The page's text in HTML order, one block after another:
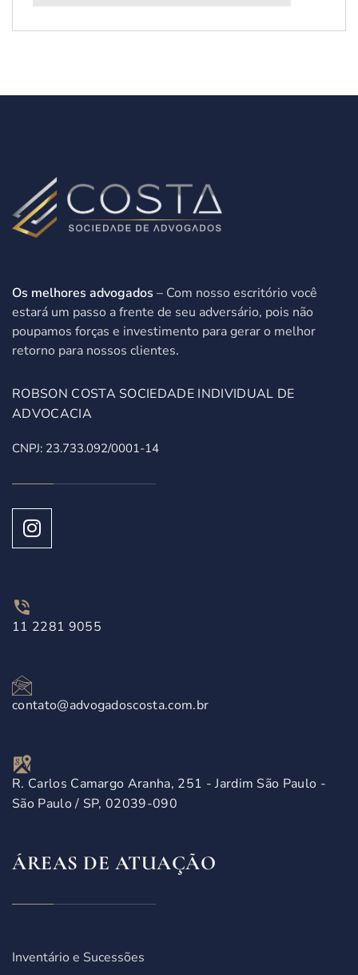
Os melhores advogados – Com nosso escritório você
estará um passo a frente de seu adversário, pois não
poupamos forças e investimento para gerar o melhor
retorno para nossos clientes.
ROBSON COSTA SOCIEDADE INDIVIDUAL DE
ADVOCACIA
CNPJ: 23.733.092/0001-14
11 2281 9055
contato@advogadoscosta.com.br
R. Carlos Camargo Aranha, 251 - Jardim São Paulo -
São Paulo / SP, 02039-090
ÁREAS DE ATUAÇÃO
Inventário e Sucessões